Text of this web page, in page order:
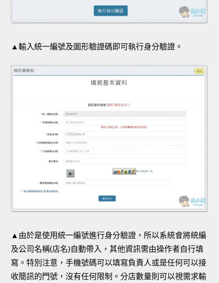
▲輸入統一編號及圖形驗證碼即可執行身分驗證。
▲由於是使用統一編號進行身分驗證，所以系統會將統編
及公司名稱(店名)自動帶入，其他資訊需由操作者自行填
寫。特別注意，手機號碼可以填寫負責人或是任何可以接
收簡訊的門號，沒有任何限制。分店數量則可以視需求輸